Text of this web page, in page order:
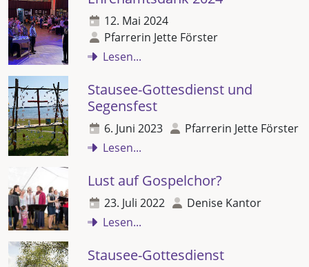
12. Mai 2024
Pfarrerin Jette Förster
Lesen...
Stausee-Gottesdienst und
Segensfest
6. Juni 2023
Pfarrerin Jette Förster
Lesen...
Lust auf Gospelchor?
23. Juli 2022
Denise Kantor
Lesen...
Stausee-Gottesdienst